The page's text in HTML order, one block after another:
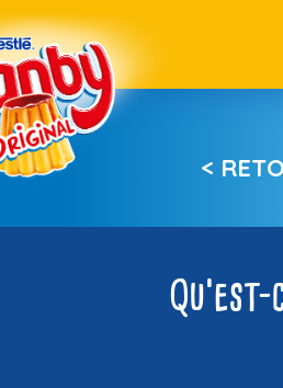
<